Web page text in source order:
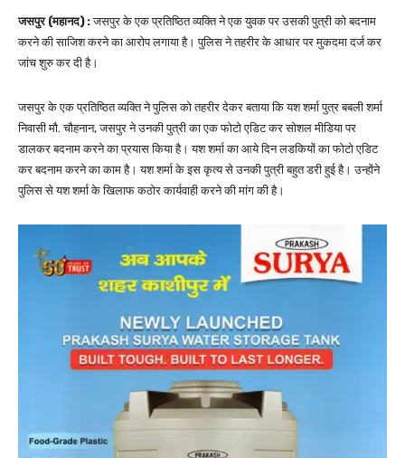
जसपुर (महानद) :जसपुर के एक प्रतिष्ठित व्यक्ति ने एक युवक पर उसकी पुत्री को बदनाम
करने की साजिश करने का आरोप लगाया है। पुलिस ने तहरीर के आधार पर मुकदमा दर्ज कर
जांच शुरु कर दी है।
जसपुर के एक प्रतिष्ठित व्यक्ति ने पुलिस को तहरीर देकर बताया कि यश शर्मा पुत्र बबली शर्मा
निवासी मौ. चौहनान, जसपुर ने उनकी पुत्री का एक फोटो एडिट कर सोशल मीडिया पर
डालकर बदनाम करने का प्रयास किया है। यश शर्मा का आये दिन लडकियों का फोटो एडिट
कर बदनाम करने का काम है। यश शर्मा के इस कृत्य से उनकी पुत्री बहुत डरी हुई है। उन्होंने
पुलिस से यश शर्मा के खिलाफ कठोर कार्यवाही करने की मांग की है।